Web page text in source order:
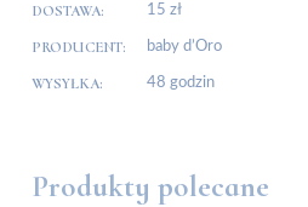
DOSTAWA: 15 zł
PRODUCENT: baby d’Oro
WYSYŁKA: 48 godzin
Produkty polecane